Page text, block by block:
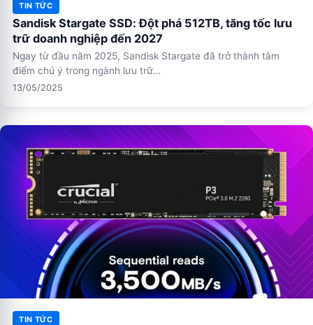
TIN TỨC
Sandisk Stargate SSD: Đột phá 512TB, tăng tốc lưu
trữ doanh nghiệp đến 2027
Ngay từ đầu năm 2025, Sandisk Stargate đã trở thành tâm
điểm chú ý trong ngành lưu trữ…
13/05/2025
TIN TỨC